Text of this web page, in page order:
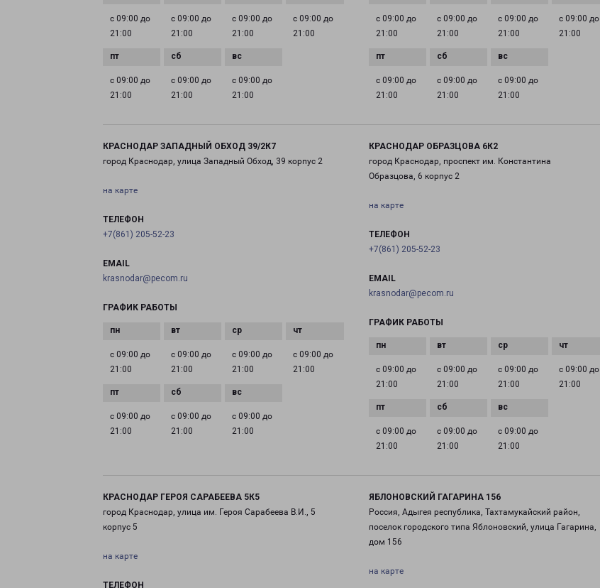
с 09:00 до
21:00
с 09:00 до
21:00
с 09:00 до
21:00
с 09:00 до
21:00
с 09:00 до
21:00
с 09:00 до
21:00
с 09:00 до
21:00
с 09:00 до
21:00
с 09:00 до
21:00
с 09:00 до
21:00
с 09:00 до
21:00
с 09:00 до
21:00
с 09:00 до
21:00
с 09:00 до
21:00
КРАСНОДАР ЗАПАДНЫЙ ОБХОД 39/2К7
город Краснодар, улица Западный Обход, 39 корпус 2
на карте
ТЕЛЕФОН
+7(861) 205-52-23
EMAIL
krasnodar@pecom.ru
ГРАФИК РАБОТЫ
с 09:00 до
21:00
с 09:00 до
21:00
с 09:00 до
21:00
с 09:00 до
21:00
с 09:00 до
21:00
с 09:00 до
21:00
с 09:00 до
21:00
КРАСНОДАР ОБРАЗЦОВА 6К2
город Краснодар, проспект им. Константина
Образцова, 6 корпус 2
на карте
ТЕЛЕФОН
+7(861) 205-52-23
EMAIL
krasnodar@pecom.ru
ГРАФИК РАБОТЫ
с 09:00 до
21:00
с 09:00 до
21:00
с 09:00 до
21:00
с 09:00 до
21:00
с 09:00 до
21:00
с 09:00 до
21:00
с 09:00 до
21:00
КРАСНОДАР ГЕРОЯ САРАБЕЕВА 5К5
город Краснодар, улица им. Героя Сарабеева В.И., 5
корпус 5
на карте
ТЕЛЕФОН
ЯБЛОНОВСКИЙ ГАГАРИНА 156
Россия, Адыгея республика, Тахтамукайский район,
поселок городского типа Яблоновский, улица Гагарина,
дом 156
на карте